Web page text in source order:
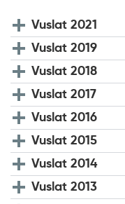
Vuslat 2021
Vuslat 2019
Vuslat 2018
Vuslat 2017
Vuslat 2016
Vuslat 2015
Vuslat 2014
Vuslat 2013